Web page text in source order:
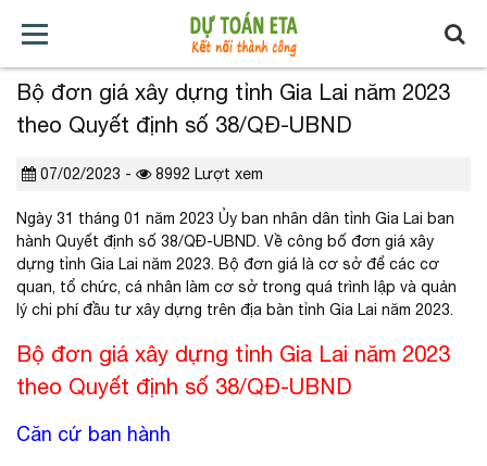
TRANG
GIỚI
TẢI
TIN
BÁO
KHÓA
DỰNG
Bộ đơn giá xây dựng tỉnh Gia Lai năm 2023
theo Quyết định số 38/QĐ-UBND
07/02/2023 - 8992 Lượt xem
Ngày 31 tháng 01 năm 2023 Ủy ban nhân dân tỉnh Gia Lai ban
hành Quyết định số 38/QĐ-UBND. Về công bố đơn giá xây
dựng tỉnh Gia Lai năm 2023. Bộ đơn giá là cơ sở để các cơ
quan, tổ chức, cá nhân làm cơ sở trong quá trình lập và quản
lý chi phí đầu tư xây dựng trên địa bàn tỉnh Gia Lai năm 2023.
Bộ đơn giá xây dựng tỉnh Gia Lai năm 2023
theo Quyết định số 38/QĐ-UBND
Căn cứ ban hành